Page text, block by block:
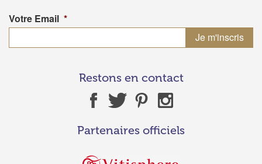
Votre Email *
Restons en contact
Partenaires officiels